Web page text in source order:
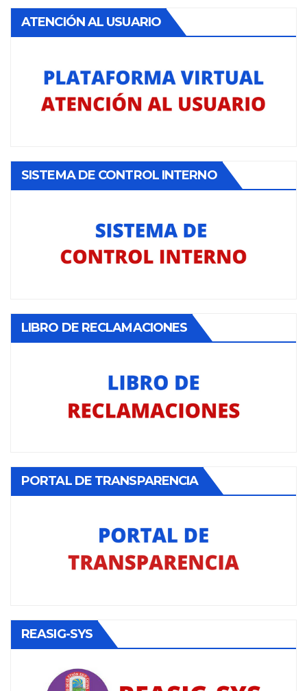
ATENCIÓN AL USUARIO
SISTEMA DE CONTROL INTERNO
LIBRO DE RECLAMACIONES
PORTAL DE TRANSPARENCIA
REASIG-SYS